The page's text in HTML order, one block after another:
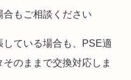
もご相談ください
ている場合も、PSE適
のままで交換対応しま